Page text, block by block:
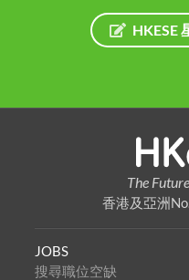
HKESE
The
香港及亞洲
JOBS
搜尋職位空缺